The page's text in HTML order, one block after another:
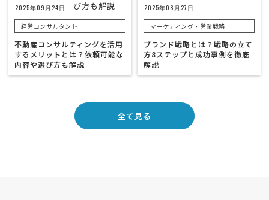
2025年09月24日
経営コンサルタント
不動産コンサルティングを活用
するメリットとは？依頼可能な
内容や選び方も解説
2025年08月27日
マーケティング・営業戦略
ブランド戦略とは？戦略の立て
方8ステップと成功事例を徹底
解説
全て見る